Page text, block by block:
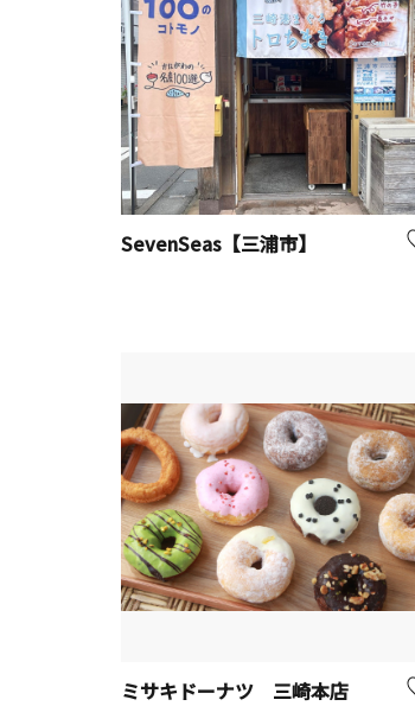
SevenSeas【三浦市】
ミサキドーナツ 三崎本店